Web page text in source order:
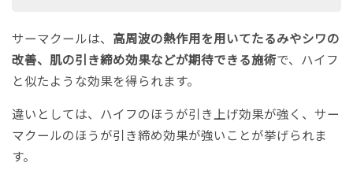
サーマクールは、 高周波の熱作用を用いてたるみやシワの
改善、肌の引き締め効果などが期待できる施術で、ハイフ
と似たような効果を得られます。
違いとしては、ハイフのほうが引き上げ効果が強く、サー
マクールのほうが引き締め効果が強いことが挙げられま
す。